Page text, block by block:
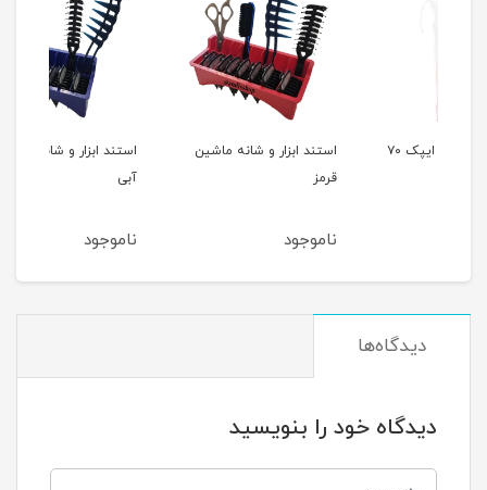
استند ابزار و شانه ماشین
استند ابزار و شانه ماشین
دیدگاه‌ها
دیدگاه خود را بنویسید